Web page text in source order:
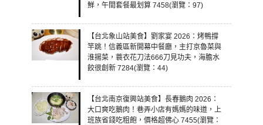
鮮，午間套餐最划算 7458(瀏覽：97)
【台北象山站美食】劉家宴 2026：烤鴨撐
竿跳！信義區新開幕中餐廳，主打京魯菜與
淮揚菜，蓑衣花刀法666刀見功夫，海膽水
餃很創新 7284(瀏覽：44)
【台北南京復興站美食】長春鵝肉 2026：
大口爽吃鵝肉！巷弄小店有媽媽的味道，上
班族省錢吃粗飽，價格超佛心 7455(瀏覽：